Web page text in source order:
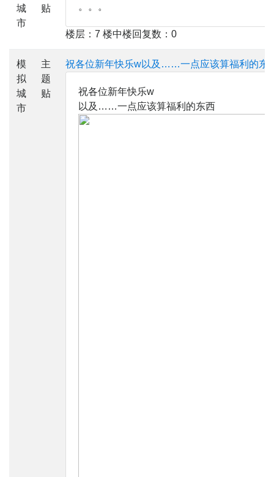
城
市
贴
。。。
楼层：7 楼中楼回复数：0
模
拟
城
市
主
题
贴
祝各位新年快乐w以及……一点应该算福利的东
祝各位新年快乐w
以及……一点应该算福利的东西